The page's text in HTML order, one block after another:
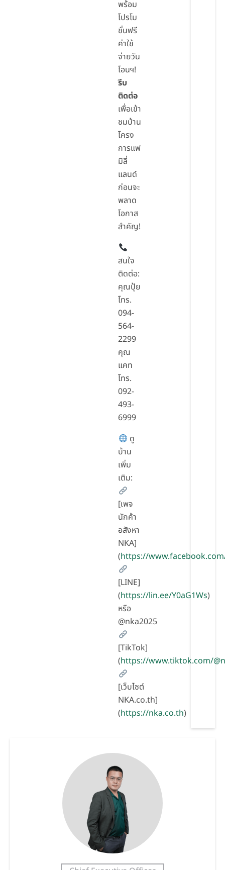
พร้อม
โปรโม
ชั่นฟรี
ค่าใช้
จ่ายวัน
โอนฯ!
รีบ
ติดต่อ
เพื่อเข้า
ชมบ้าน
โครง
การแฟ
มิลี่
แลนด์
ก่อนจะ
พลาด
โอกาส
สำคัญ!
สนใจ
ติดต่อ:
คุณปุ้ย
โทร.
094-
564-
2299
คุณ
แคท
โทร.
092-
493-
6999
ดู
บ้าน
เพิ่ม
เติม:
[เพจ
นักค้า
อสังหา
NKA]
(https://
[LINE]
(https://lin.ee/Y0aG1Ws)
หรือ
@nka2025
[TikTok]
(https://www.tiktok.com/
[เว็บไซต์
NKA.co.th]
(https://nka.co.th)